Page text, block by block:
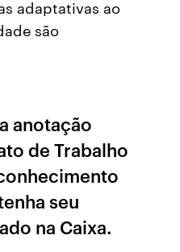
adaptativas ao
são
anotação
de Trabalho
seu
na Caixa.